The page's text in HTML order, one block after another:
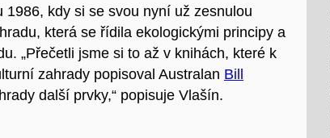
kdy si se svou nyní už zesnulou
která se řídila ekologickými principy a
„Přečetli jsme si to až v knihách, které k
zahrady popisoval Australan Bill
další prvky,“ popisuje Vlašín.